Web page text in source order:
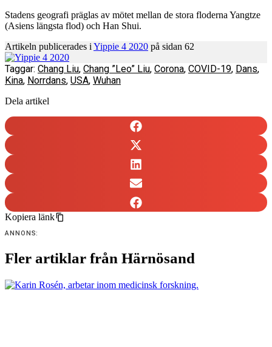
Stadens geografi präglas av mötet mellan de stora floderna Yangtze
(Asiens längsta flod) och Han Shui.
Artikeln publicerades i Yippie 4 2020 på sidan 62
Taggar: Chang Liu, Chang ”Leo” Liu, Corona, COVID-19, Dans,
Kina, Norrdans, USA, Wuhan
Dela artikel
Kopiera länk
ANNONS:
Fler artiklar från Härnösand